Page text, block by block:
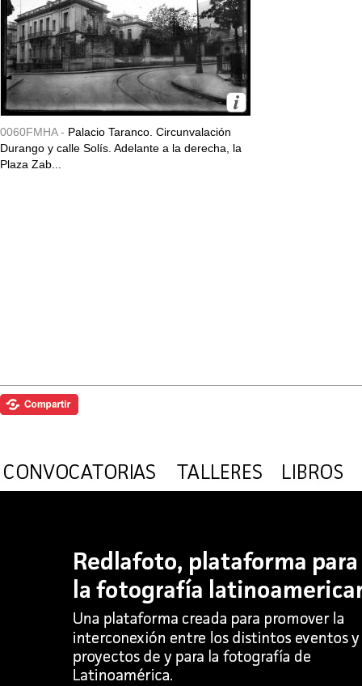
0060FMHA - Palacio Taranco. Circunvalación
Durango y calle Solís. Adelante a la derecha, la
Plaza Zab...